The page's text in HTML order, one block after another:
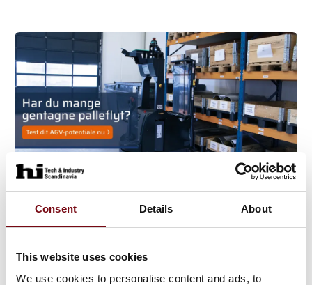
Consent Details About
This website uses cookies
We use cookies to personalise content and ads, to
11. februar 2026
Få svar på 2 minutter om din
virksomhed har AGV-potentiale
Er du i tvivl om, Global AGV vil være en god